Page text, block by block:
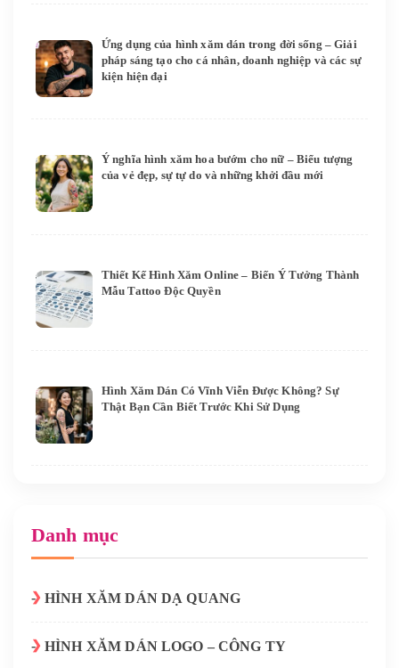
Ứng dụng của hình xăm dán trong đời sống – Giải
pháp sáng tạo cho cá nhân, doanh nghiệp và các sự
kiện hiện đại
Ý nghĩa hình xăm hoa bướm cho nữ – Biểu tượng
của vẻ đẹp, sự tự do và những khởi đầu mới
Thiết Kế Hình Xăm Online – Biến Ý Tưởng Thành
Mẫu Tattoo Độc Quyền
Hình Xăm Dán Có Vĩnh Viễn Được Không? Sự
Thật Bạn Cần Biết Trước Khi Sử Dụng
Danh mục
HÌNH XĂM DÁN DẠ QUANG
HÌNH XĂM DÁN LOGO – CÔNG TY